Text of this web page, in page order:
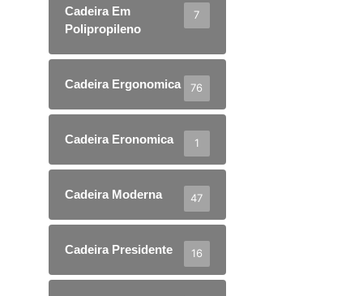
Cadeira Em
Polipropileno
7
Cadeira Ergonomica 76
Cadeira Eronomica 1
Cadeira Moderna 47
Cadeira Presidente 16